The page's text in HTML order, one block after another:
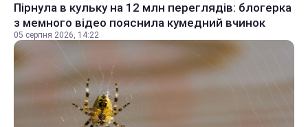
Пірнула в кульку на 12 млн переглядів: блогерка
з мемного відео пояснила кумедний вчинок
05 серпня 2026, 14:22